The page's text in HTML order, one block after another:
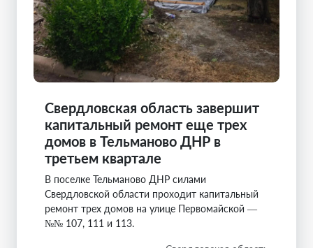
Свердловская область завершит
капитальный ремонт еще трех
домов в Тельманово ДНР в
третьем квартале
В поселке Тельманово ДНР силами
Свердловской области проходит капитальный
ремонт трех домов на улице Первомайской —
№№ 107, 111 и 113.